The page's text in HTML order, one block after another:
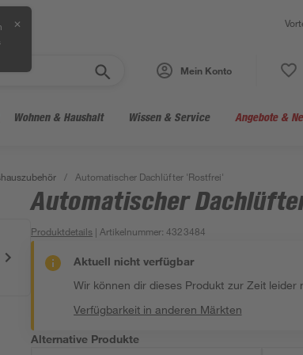
✕
Mein Konto
Wohnen & Haushalt Wissen & Service Angebote &
/ Automatischer Dachlüfter 'Rostfrei'
Automatischer
Produktdetails | Artikelnummer:4323484
Aktuell nicht verfügbar
Wir können dir dieses Produkt zur Zeit leider
Verfügbarkeit in anderen Märkten
Alternative Produkte